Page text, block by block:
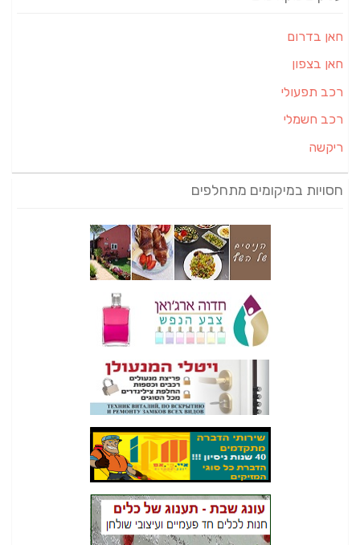
חאן בדרום
חאן בצפון
רכב תפעולי
רכב חשמלי
ריקשה
חסויות במיקומים מתחלפים